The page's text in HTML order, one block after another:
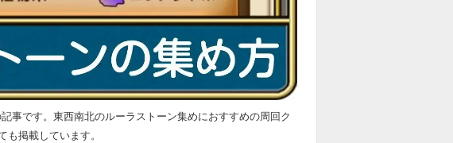
事です。東西南北のルーラストーン集めにおすすめの周回ク
掲載しています。